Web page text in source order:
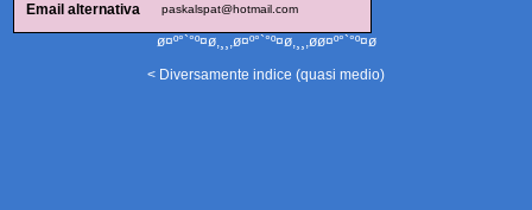
Email alternativa paskalspat@hotmail.com
ø¤º°`°º¤ø,¸¸,ø¤º°`°º¤ø,¸¸,øø¤º°`°º¤ø
< Diversamente indice (quasi medio)